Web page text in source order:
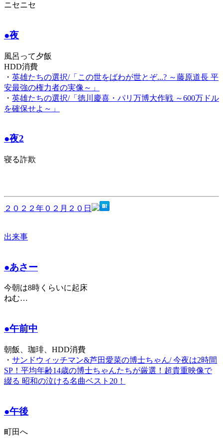
ニセニセ
●夜
風呂って夕飯
HDD消費
・ 英雄たちの選択/「この世をばわが世とぞ...? ～藤原道長 平
安最強の権力者の実像～」
・ 英雄たちの選択/「徳川慶喜・パリ万博大作戦 ～600万ドル
を確保せよ～」
●夜2
寝る詐欺
２０２２年０２月２０日
出来事
●あさー
今朝は8時くらいに起床
ねむ…
●午前中
朝飯、珈琲、HDD消費
・ サンドウィッチマン&芦田愛菜の博士ちゃん/ 今夜は2時間
SP！平均年齢14歳の博士ちゃんたちが厳選！超貴重映像で
綴る 昭和の泣ける名曲ベスト20！
●午後
町田へ